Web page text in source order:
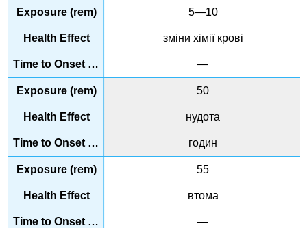
5—10
зміни хімії крові
—
50
нудота
годин
55
втома
—